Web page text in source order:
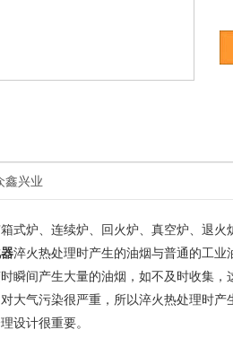
鑫兴业
式炉、连续炉、回火炉、真空炉、退
淬火热处理时产生的油烟与普通的工
瞬间产生大量的油烟，如不及时收集
大气污染很严重，所以淬火热处理时
设计很重要。